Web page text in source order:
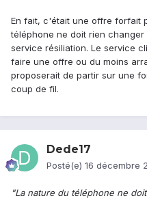
En fait, c'était une offre forfait
téléphone ne doit rien
service résiliation. Le service
faire une offre ou du moins
proposerait de partir sur une
coup de fil.
Dede17
Posté(e) 16 décembre
"La nature du téléphone ne